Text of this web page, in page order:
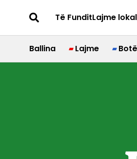
Të FunditLajme
Ballina Lajme Botë